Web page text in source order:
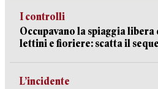
I controlli
Occupavano la spiaggia
lettini e fioriere: scatta il
L’incidente